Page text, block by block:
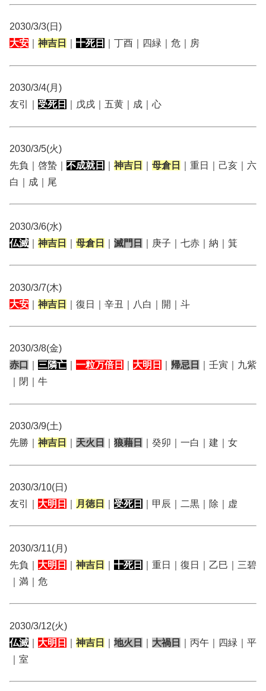
2030/3/3(日)
大安
神吉日 十死日 ｜丁酉｜四緑｜危｜房
2030/3/4(月)
友引｜ 受死日 ｜戊戌｜五黄｜成｜心
2030/3/5(火)
先負｜啓蟄｜ 不成就日 神吉日 母倉日
｜重日｜己亥｜六
白｜成｜尾
2030/3/6(水)
仏滅
神吉日 母倉日 滅門日 ｜庚子｜七赤｜納｜箕
2030/3/7(木)
大安
神吉日 ｜復日｜辛丑｜八白｜開｜斗
2030/3/8(金)
赤口
三隣亡 一粒万倍日 大明日 帰忌日
｜壬寅｜九紫
｜閉｜牛
2030/3/9(土)
先勝｜ 神吉日 天火日 狼藉日 ｜癸卯｜一白｜建｜女
2030/3/10(日)
友引｜ 大明日 月徳日 受死日 ｜甲辰｜二黒｜除｜虚
2030/3/11(月)
先負｜ 大明日 神吉日 十死日
｜重日｜復日｜乙巳｜三碧
｜満｜危
2030/3/12(火)
仏滅
大明日 神吉日 地火日 大禍日
｜丙午｜四緑｜平
｜室